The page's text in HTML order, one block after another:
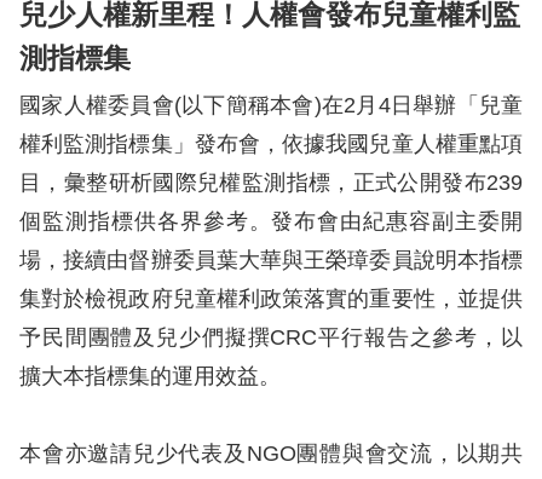
]
約
關
於
本
新
消
息
業
兒少人權新里程！人權會發布兒童權利監
測指標集
國家人權委員會(以下簡稱本會)在2月4日舉辦「兒童
權利監測指標集」發布會，依據我國兒童人權重點項
目，彙整研析國際兒權監測指標，正式公開發布239
個監測指標供各界參考。發布會由紀惠容副主委開
場，接續由督辦委員葉大華與王榮璋委員說明本指標
集對於檢視政府兒童權利政策落實的重要性，並提供
予民間團體及兒少們擬撰CRC平行報告之參考，以
擴大本指標集的運用效益。
本會亦邀請兒少代表及NGO團體與會交流，以期共